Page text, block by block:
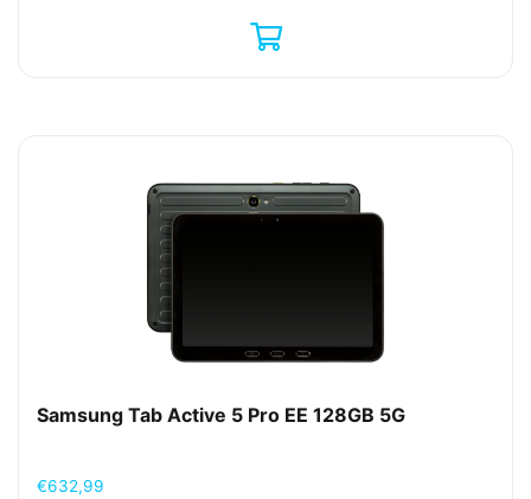
Samsung Tab Active 5 Pro EE 128GB 5G
€632,99